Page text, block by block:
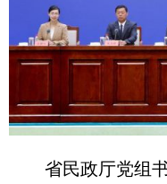
省民政厅党组书